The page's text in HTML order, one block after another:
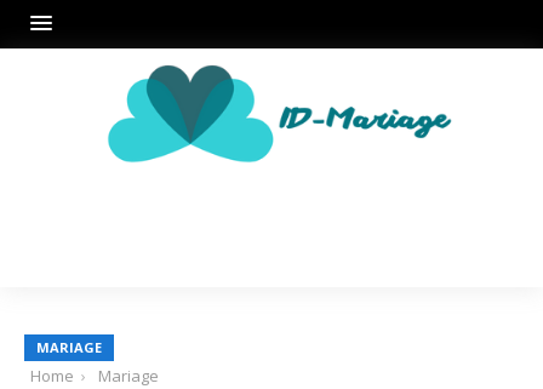
MARIAGE
Home
Mariage